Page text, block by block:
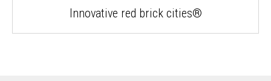
Innovative red brick cities®